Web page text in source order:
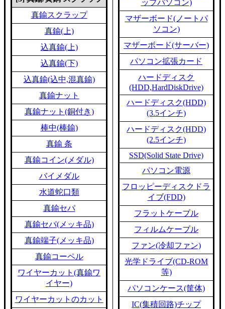
真鍮スクラップ
真鍮(上)
込真鍮(上)
込真鍮(下)
込真鍮(込中,混真鍮)
真鍮ナット
真鍮ナット(銅付き)
棒中(棒鍮)
真鍮 条
真鍮コイン(メダル)
バイメダル
水道蛇口類
真鍮セパ
真鍮セパ(メッキ品)
真鍮端子(メッキ品)
真鍮コーペル
ワイヤーカット(真鍮ワ
イヤー)
ワイヤーカットのカット
ップパソコン)
マザーボード(ノートパ
ソコン)
マザーボード(サーバー)
パソコン拡張カード
ハードディスク
(HDD,HardDiskDrive)
ハードディスク(HDD)
(3.5インチ)
ハードディスク(HDD)
(2.5インチ)
SSD(Solid State Drive)
パソコン電源
フロッピーディスクドラ
イブ(FDD)
フラットケーブル
フィルムケーブル
ファン(冷却ファン)
光学ドライブ(CD-ROM
等)
パソコンケース(筐体)
IC(集積回路)チップ